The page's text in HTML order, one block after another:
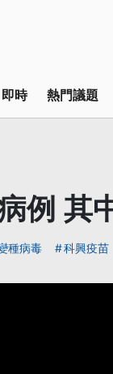
即時 熱門議題
例 其
種病毒 科興疫苗